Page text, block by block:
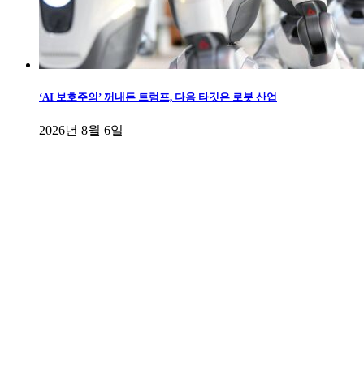
‘AI 보호주의’ 꺼내든 트럼프, 다음 타깃은 로봇 산업
2026년 8월 6일